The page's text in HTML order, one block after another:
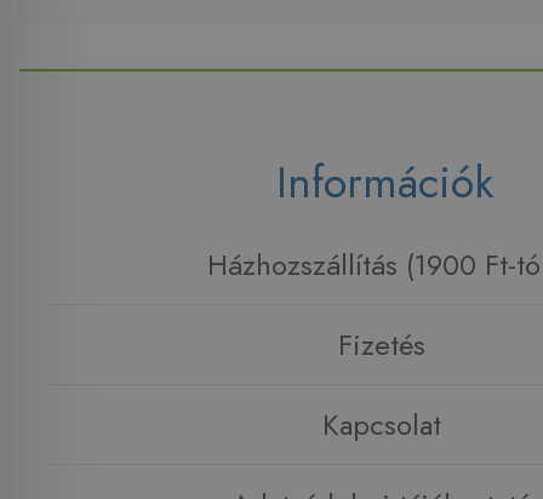
Információk
Házhozszállítás (1900 Ft-
Fizetés
Kapcsolat